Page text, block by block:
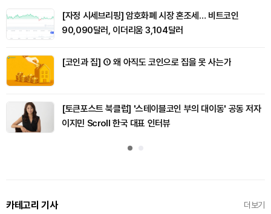
[자정 시세브리핑] 암호화폐 시장 혼조세… 비트코인
90,090달러, 이더리움 3,104달러
[코인과 집] ① 왜 아직도 코인으로 집을 못 사는가
[토큰포스트 북클럽] '스테이블코인 부의 대이동' 공동 저자
이지민 Scroll 한국 대표 인터뷰
카테고리 기사 더보기